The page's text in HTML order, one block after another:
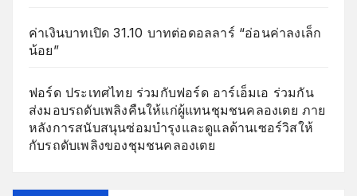
ค่าเงินบาทเปิด 31.10 บาทต่อดอลลาร์ “อ่อนค่าลงเล็ก
น้อย”
ฟอร์ด ประเทศไทย ร่วมกับฟอร์ด อาร์เอ็มเอ ร่วมกัน
ส่งมอบรถดับเพลิงคืนให้แก่ผู้แทนชุมชนคลองเตย ภาย
หลังการสนับสนุนซ่อมบำรุงและดูแลด้านเซอร์วิสให้
กับรถดับเพลิงของชุมชนคลองเตย